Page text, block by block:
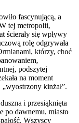
fascynującą, a
tej metropolii,
ścierały się wpływy
rolę odgrywała
którzy, choć
podszytej
na moment
kinżał”.
i przesiąknięta
po dawnemu, miasto
Wszyscy